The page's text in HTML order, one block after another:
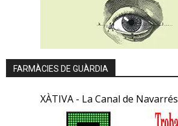
FARMÀCIES DE GUÀRDIA
XÀTIVA - La Canal de Navarrés